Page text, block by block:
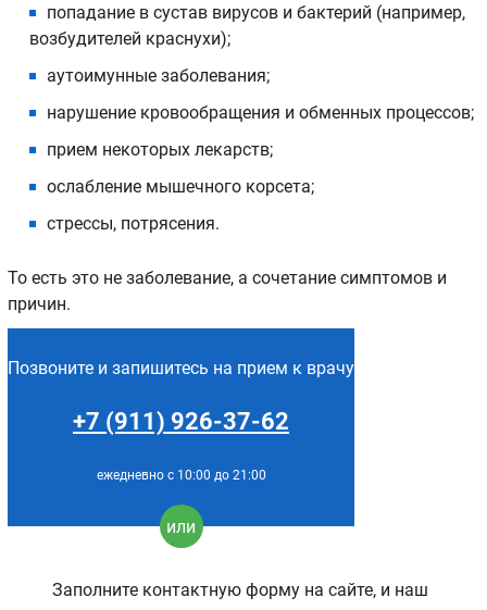
попадание в сустав вирусов и бактерий (например,
возбудителей краснухи);
аутоимунные заболевания;
нарушение кровообращения и обменных процессов;
прием некоторых лекарств;
ослабление мышечного корсета;
стрессы, потрясения.
То есть это не заболевание, а сочетание симптомов и
причин.
Позвоните и запишитесь на прием к врачу
+7 (911) 926-37-62
ежедневно с 10:00 до 21:00
или
Заполните контактную форму на сайте, и наш